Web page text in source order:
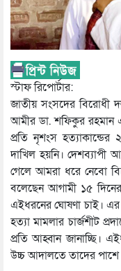
স্টাফ রিপোর্টার:
জাতীয় সংসদের বিরোধী
আমীর ডা. শফিকুর রহমান
প্রতি নৃশংস হত্যাকান্ডের
দাখিল হয়নি। দেশব্যাপী
গেলে আমরা ধরে নেবো
বলেছেন আগামী ১৫
এইধরনের ঘোষণা চাই। এর
হত্যা মামলার চার্জশীট
প্রতি আহ্বান জানাচ্ছি।
উচ্চ আদালতে তাদের পাশে